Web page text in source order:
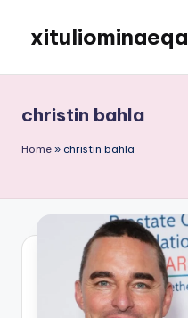
content
xituliominaeqa
christin bahla
Home » christin bahla